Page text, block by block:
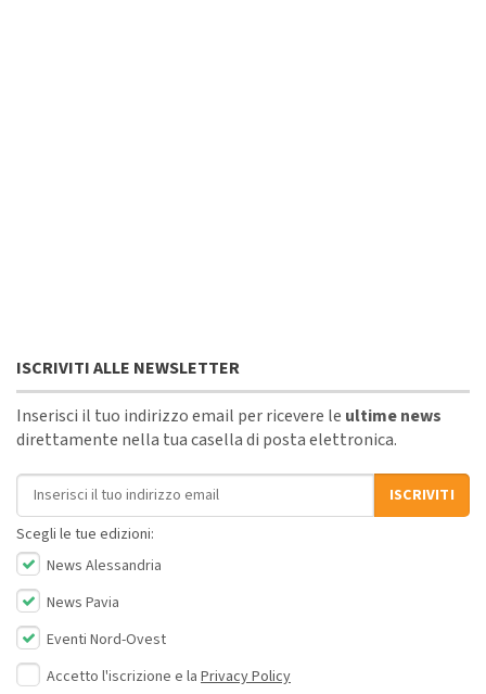
ISCRIVITI ALLE NEWSLETTER
Inserisci il tuo indirizzo email per ricevere le ultime news
direttamente nella tua casella di posta elettronica.
Indirizzo email
ISCRIVITI
Scegli le tue edizioni:
News Alessandria
News Pavia
Eventi Nord-Ovest
Accetto l'iscrizione e la Privacy Policy